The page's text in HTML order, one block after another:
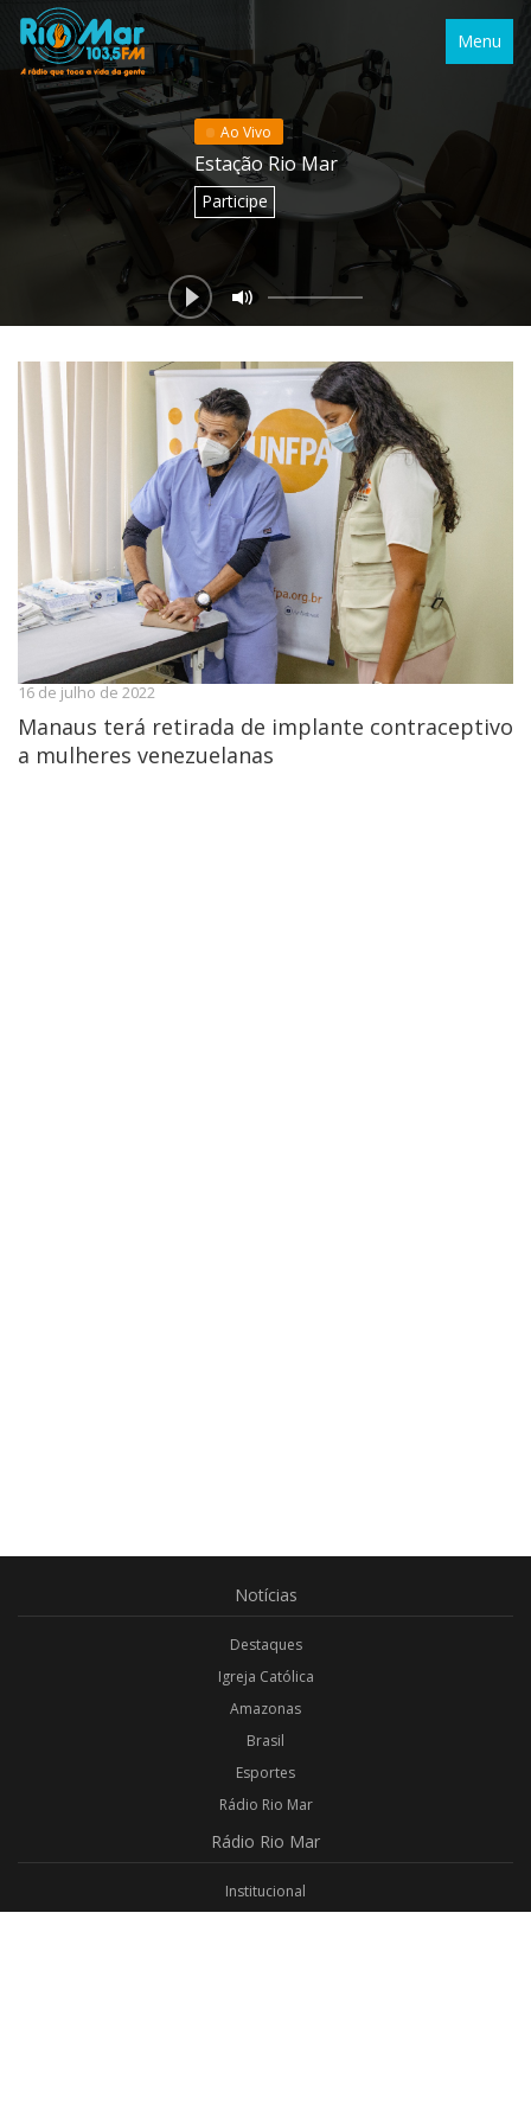
Menu
Ao Vivo
Estação Rio Mar
Participe
16 de julho de 2022
Manaus terá retirada de implante contraceptivo
a mulheres venezuelanas
Notícias
Destaques
Igreja Católica
Amazonas
Brasil
Esportes
Rádio Rio Mar
Rádio Rio Mar
Institucional